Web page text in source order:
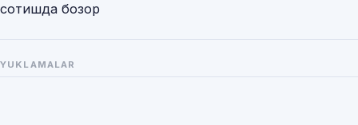
сотишда бозор
YUKLAMALAR